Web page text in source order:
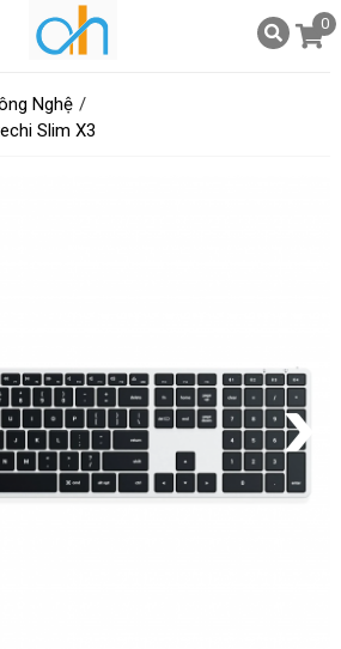
0
Nghệ
Slim X3